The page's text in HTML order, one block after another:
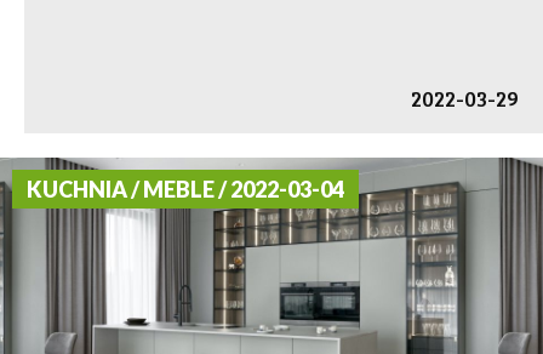
2022-03-29
KUCHNIA / MEBLE / 2022-03-04